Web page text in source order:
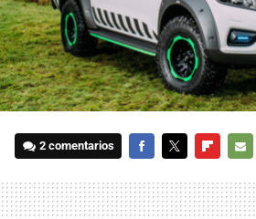
2 comentarios
MAIL